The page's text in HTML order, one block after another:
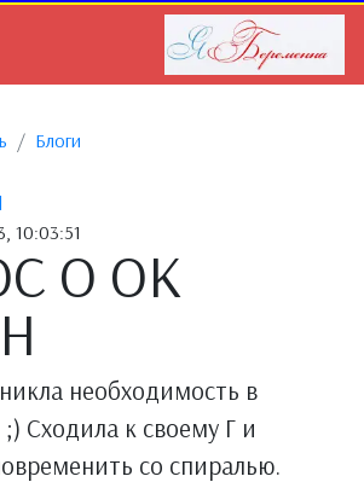
Блоги
10:03:51
О ОК
необходимость в
Сходила к своему Г и
со спиралью.